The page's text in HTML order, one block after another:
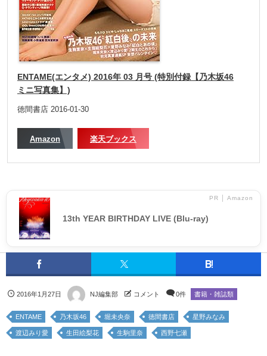
ENTAME(エンタメ) 2016年 03 月号 (特別付録【乃木坂46
ミニ写真集】)
徳間書店 2016-01-30
Amazon 楽天ブックス
PR │ Amazon
13th YEAR BIRTHDAY LIVE (Blu-ray)
2016年1月27日 NJ編集部 コメント 0件 書籍・雑誌類
ENTAME 乃木坂46 堀未央奈 徳間書店 星野みなみ
渡辺みり愛 生田絵梨花 生駒里奈 西野七瀬